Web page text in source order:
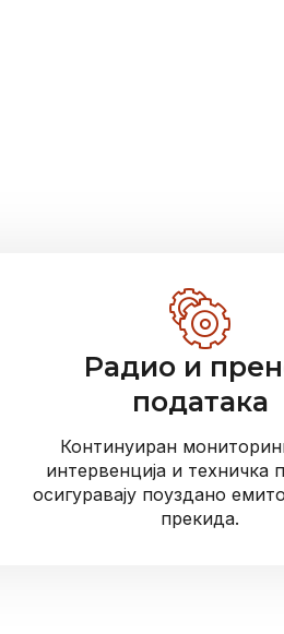
Радио и
података
Континуиран
интервенција и техничка
осигуравају поуздано
прекида.